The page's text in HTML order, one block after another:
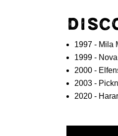
1997 - Mila
1999 - Nova
2000 -
2003 -
2020 - Harar